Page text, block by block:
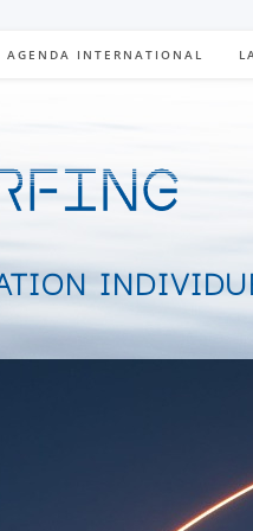
AGENDA INTERNATIONAL